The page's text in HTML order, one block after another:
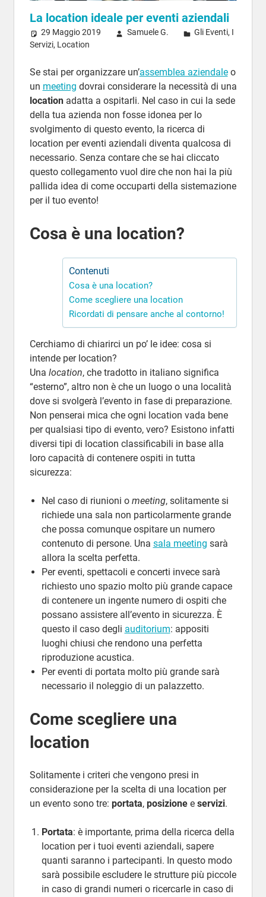
La location ideale per eventi aziendali
29 Maggio 2019 Samuele G. Gli Eventi, I
Servizi, Location
Se stai per organizzare un’assemblea aziendaleo
un meeting dovrai considerare la necessità di una
locationadatta a ospitarli. Nel caso in cui la sede
della tua azienda non fosse idonea per lo
svolgimento di questo evento, la ricerca di
location per eventi aziendali diventa qualcosa di
necessario. Senza contare che se hai cliccato
questo collegamento vuol dire che non hai la più
pallida idea di come occuparti della sistemazione
per il tuo evento!
Cosa è una location?
Contenuti
Cosa è una location?
Come scegliere una location
Ricordati di pensare anche al contorno!
Cerchiamo di chiarirci un po’ le idee: cosa si
intende per location?
Una location, che tradotto in italiano significa
“esterno”, altro non è che un luogo o una località
dove si svolgerà l’evento in fase di preparazione.
Non penserai mica che ogni location vada bene
per qualsiasi tipo di evento, vero? Esistono infatti
diversi tipi di location classificabili in base alla
loro capacità di contenere ospiti in tutta
sicurezza:
Nel caso di riunioni o meeting, solitamente si
richiede una sala non particolarmente grande
che possa comunque ospitare un numero
contenuto di persone. Una sala meeting sarà
allora la scelta perfetta.
Per eventi, spettacoli e concerti invece sarà
richiesto uno spazio molto più grande capace
di contenere un ingente numero di ospiti che
possano assistere all’evento in sicurezza. È
questo il caso degli auditorium: appositi
luoghi chiusi che rendono una perfetta
riproduzione acustica.
Per eventi di portata molto più grande sarà
necessario il noleggio di un palazzetto.
Come scegliere una
location
Solitamente i criteri che vengono presi in
considerazione per la scelta di una location per
un evento sono tre: portata, posizionee servizi.
Portata: è importante, prima della ricerca della
location per i tuoi eventi aziendali, sapere
quanti saranno i partecipanti. In questo modo
sarà possibile escludere le strutture più piccole
in caso di grandi numeri o ricercarle in caso di